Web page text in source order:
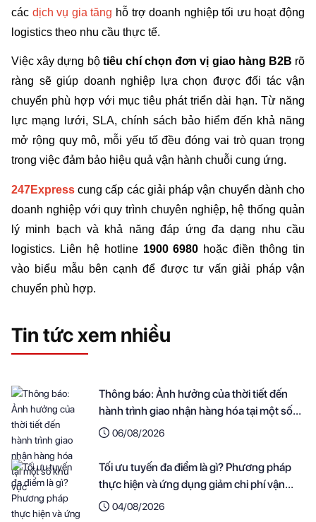
các dịch vụ gia tăng hỗ trợ doanh nghiệp tối ưu hoạt động
logistics theo nhu cầu thực tế.
Việc xây dựng bộ tiêu chí chọn đơn vị giao hàng B2B rõ
ràng sẽ giúp doanh nghiệp lựa chọn được đối tác vận
chuyển phù hợp với mục tiêu phát triển dài hạn. Từ năng
lực mạng lưới, SLA, chính sách bảo hiểm đến khả năng
mở rộng quy mô, mỗi yếu tố đều đóng vai trò quan trọng
trong việc đảm bảo hiệu quả vận hành chuỗi cung ứng.
247Express cung cấp các giải pháp vận chuyển dành cho
doanh nghiệp với quy trình chuyên nghiệp, hệ thống quản
lý minh bạch và khả năng đáp ứng đa dạng nhu cầu
logistics. Liên hệ hotline 1900 6980 hoặc điền thông tin
vào biểu mẫu bên cạnh để được tư vấn giải pháp vận
chuyển phù hợp.
Tin tức xem nhiều
Thông báo: Ảnh hưởng của thời tiết đến
hành trình giao nhận hàng hóa tại một số
khu vực
06/08/2026
Tối ưu tuyến đa điểm là gì? Phương pháp
thực hiện và ứng dụng giảm chi phí vận
chuyển cho doanh nghiệp
04/08/2026